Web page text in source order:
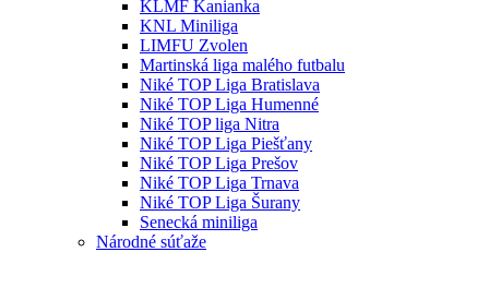
KLMF Kanianka
KNL Miniliga
LIMFU Zvolen
Martinská liga malého futbalu
Niké TOP Liga Bratislava
Niké TOP Liga Humenné
Niké TOP liga Nitra
Niké TOP Liga Piešťany
Niké TOP Liga Prešov
Niké TOP Liga Trnava
Niké TOP Liga Šurany
Senecká miniliga
Národné súťaže